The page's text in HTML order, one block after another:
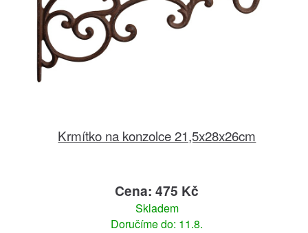
Krmítko na konzolce 21,5x28x26cm
Cena: 475 Kč
Skladem
Doručíme do: 11.8.